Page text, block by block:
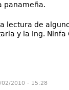
panameña.
lectura de
y la Ing.
2010 - 15:28